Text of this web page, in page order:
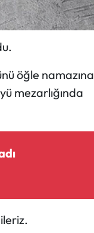
öğle namazına
mezarlığında